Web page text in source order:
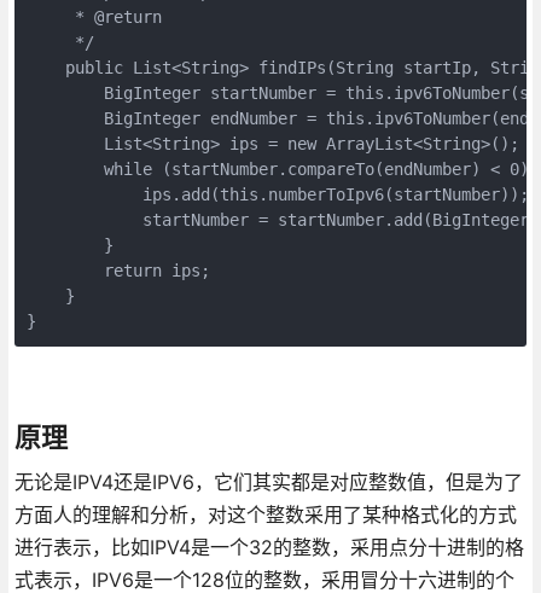
     * @return
     */
public List<String> findIPs(String startIp,
BigInteger startNumber =
BigInteger endNumber =
        List<String> ips = new ArrayList<String>();
while (startNumber.compareTo(endNumber) < 0)
            ips.add(this.numberToIpv6(startNumber));
startNumber =
        }
        return ips;
    }
}
原理
无论是IPV4还是IPV6，它们其实都是对应整数值，但是为了
方面人的理解和分析，对这个整数采用了某种格式化的方式
进行表示，比如IPV4是一个32的整数，采用点分十进制的格
式表示，IPV6是一个128位的整数，采用冒分十六进制的个